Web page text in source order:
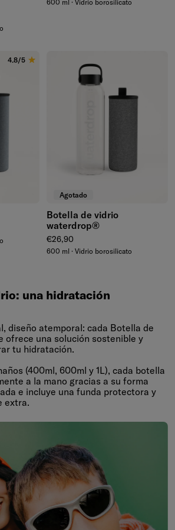
600 ml · Vidrio borosilicato
4.8/5
Agotado
Botella de vidrio
waterdrop®
Precio normal
€26,90
600 ml · Vidrio borosilicato
una hidratación
diseño atemporal: cada Botella de
ofrece una solución sostenible y
tu hidratación.
(400ml, 600ml y 1L), cada botella
a la mano gracias a su forma
e incluye una funda protectora y
extra.